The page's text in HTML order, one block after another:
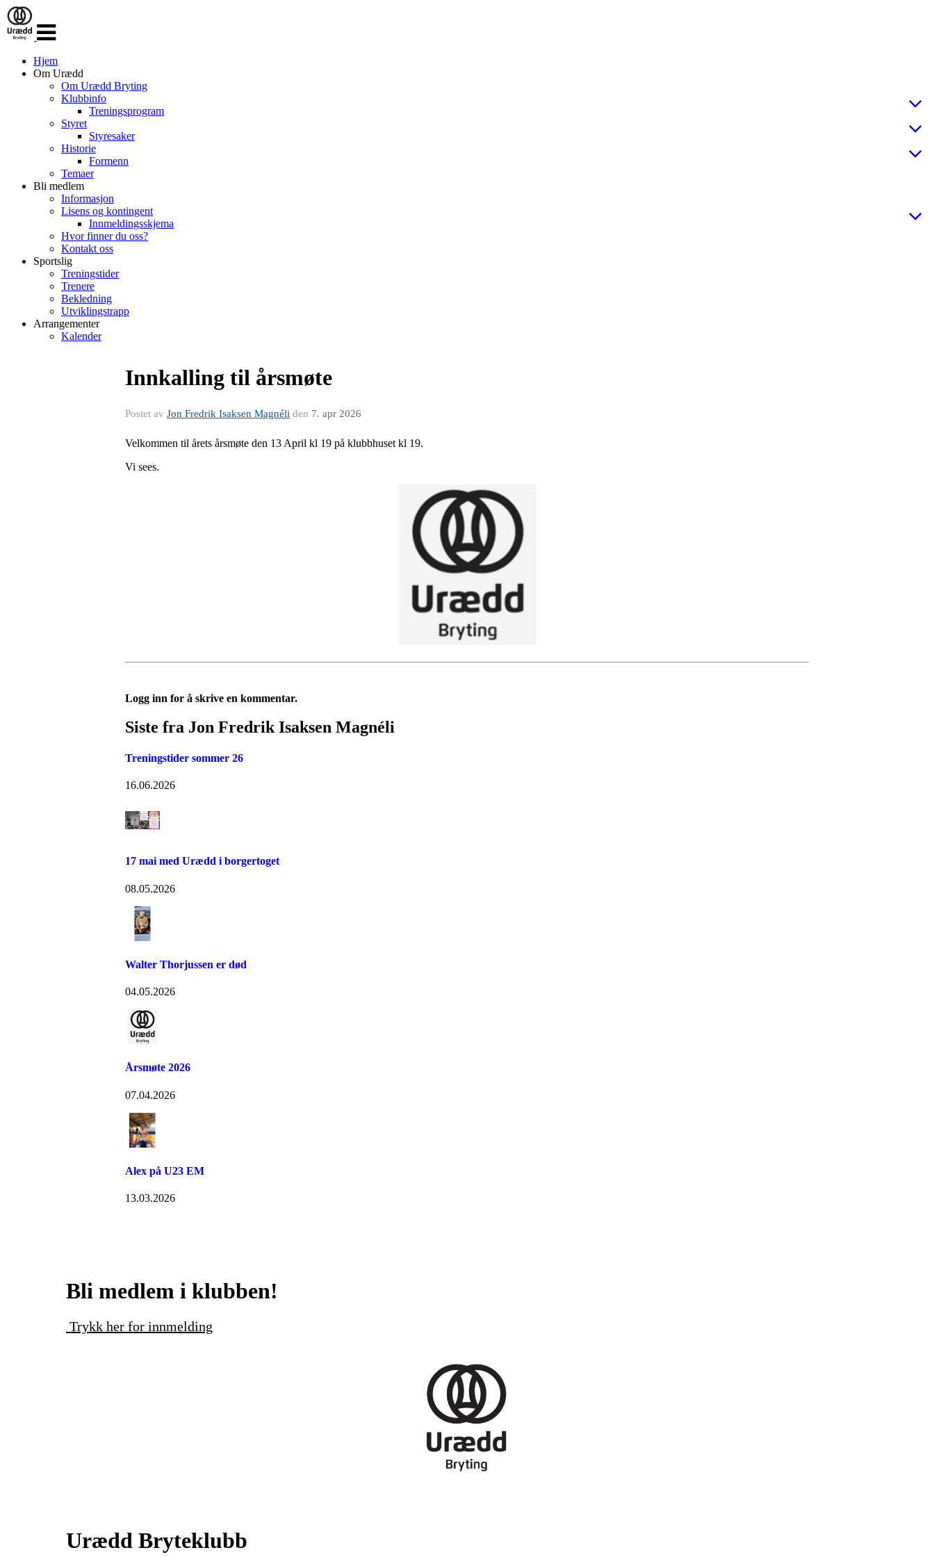
navigasjon
Hjem
Om Urædd
Om Urædd Bryting
Klubbinfo
Treningsprogram
Styret
Styresaker
Historie
Formenn
Temaer
Bli medlem
Informasjon
Lisens og kontingent
Innmeldingsskjema
Hvor finner du oss?
Kontakt oss
Sportslig
Treningstider
Trenere
Bekledning
Utviklingstrapp
Arrangementer
Kalender
Innkalling til årsmøte
Postet av Jon Fredrik Isaksen Magnéli den 7. apr 2026
Velkommen til årets årsmøte den 13 April kl 19 på klubbhuset kl 19.
Vi sees.
Logg inn for å skrive en kommentar.
Siste fra Jon Fredrik Isaksen Magnéli
Treningstider sommer 26
16.06.2026
17 mai med Urædd i borgertoget
08.05.2026
Walter Thorjussen er død
04.05.2026
Årsmøte 2026
07.04.2026
Alex på U23 EM
13.03.2026
Bli medlem i klubben!
Trykk her for innmelding
Urædd Bryteklubb